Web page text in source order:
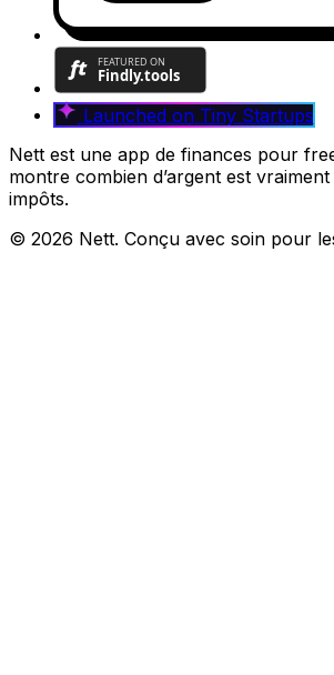
Launched on Tiny Startups
Nett est une app de finances pour
montre combien d’argent est
impôts.
© 2026 Nett. Conçu avec soin pour